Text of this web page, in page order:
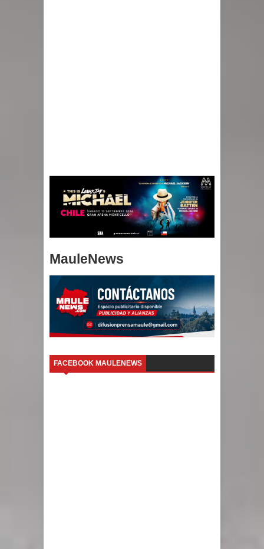
MauleNews
FACEBOOK MAULENEWS